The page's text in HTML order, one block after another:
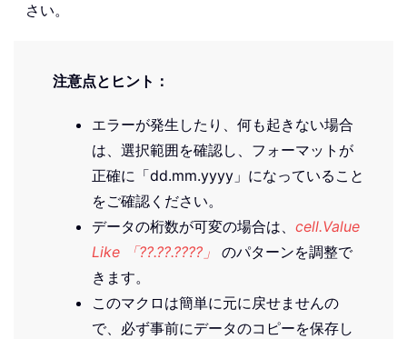
さい。
注意点とヒント：
エラーが発生したり、何も起きない場合
は、選択範囲を確認し、フォーマットが
正確に「dd.mm.yyyy」になっていること
をご確認ください。
データの桁数が可変の場合は、 cell.Value
Like 「??.??.????」
のパターンを調整で
きます。
このマクロは簡単に元に戻せませんの
で、必ず事前にデータのコピーを保存し